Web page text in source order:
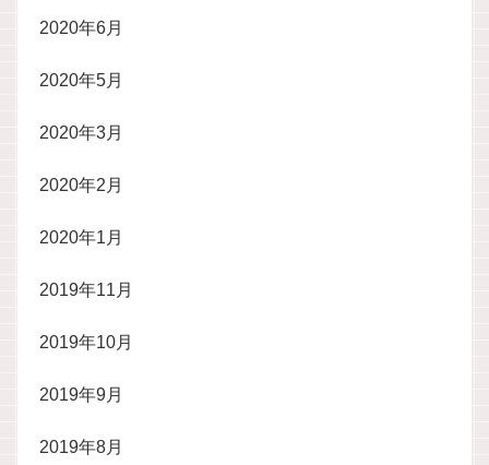
2020年6月
2020年5月
2020年3月
2020年2月
2020年1月
2019年11月
2019年10月
2019年9月
2019年8月